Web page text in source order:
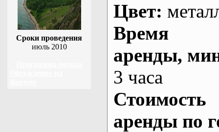
Сроки проведения
июль 2010
Цвет:
Время
аренды,
3 часа
Стоимость
аренды по